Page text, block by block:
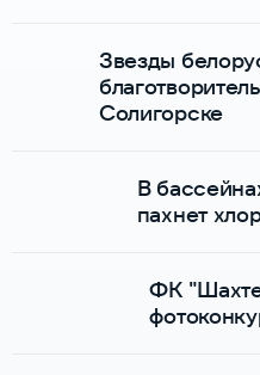
Звезды
Солигорске
В
пахнет
ФК